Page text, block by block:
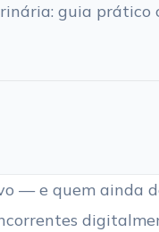
guia prático
— e quem ainda